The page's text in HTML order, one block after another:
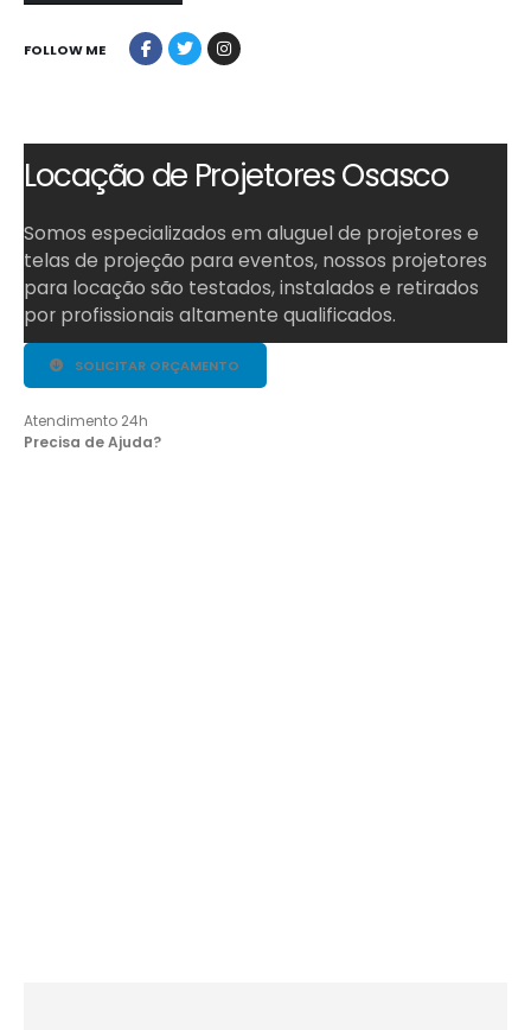
FOLLOW ME
Locação de Projetores Osasco
Somos especializados em aluguel de projetores e
telas de projeção para eventos, nossos projetores
para locação são testados, instalados e retirados
por profissionais altamente qualificados.
SOLICITAR ORÇAMENTO
Atendimento 24h
Precisa de Ajuda?